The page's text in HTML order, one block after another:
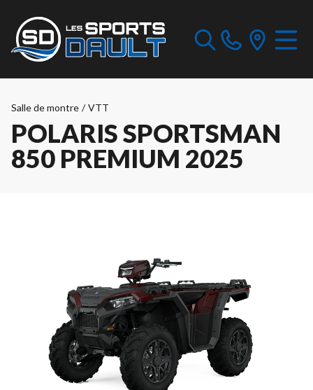
Salle de montre / VTT
POLARIS SPORTSMAN
850 PREMIUM 2025